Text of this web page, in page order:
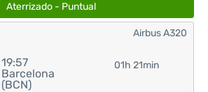
Aterrizado - Puntual
19:57
Barcelona
(BCN)
01h 21min
Airbus A320